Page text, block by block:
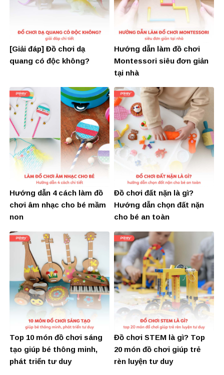
[Giải đáp] Đồ chơi dạ
quang có độc không?
Hướng dẫn làm đồ chơi
Montessori siêu đơn giản
tại nhà
Hướng dẫn 4 cách làm đồ
chơi âm nhạc cho bé mầm
non
Đồ chơi đất nặn là gì?
Hướng dẫn chọn đất nặn
cho bé an toàn
Top 10 món đồ chơi sáng
tạo giúp bé thông minh,
phát triển tư duy
Đồ chơi STEM là gì? Top
20 món đồ chơi giúp trẻ
rèn luyện tư duy